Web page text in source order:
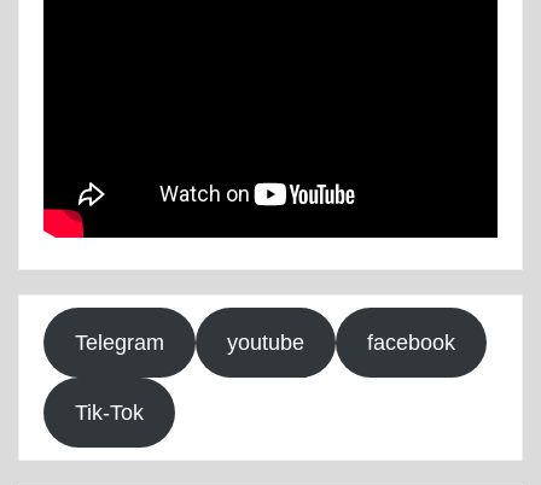
Telegram youtube facebook
Tik-Tok